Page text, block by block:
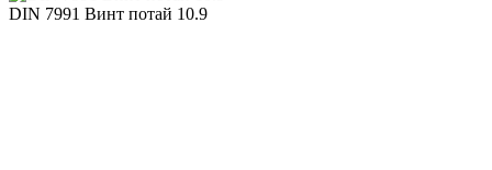
DIN 7991 Винт потай 10.9